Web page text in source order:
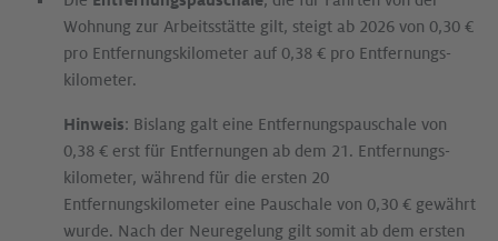
Wohnung zur Arbeitsstätte gilt, steigt ab 2026 von 0,30 €
pro Entfernungs­kilometer auf 0,38 € pro Entfernungs­
kilometer.
Hinweis: Bislang galt eine Entfernungspauschale von
0,38 € erst für Entfernungen ab dem 21. Entfernungs­
kilometer, während für die ersten 20
Entfernungskilometer eine Pauschale von 0,30 € gewährt
wurde. Nach der Neuregelung gilt somit ab dem ersten